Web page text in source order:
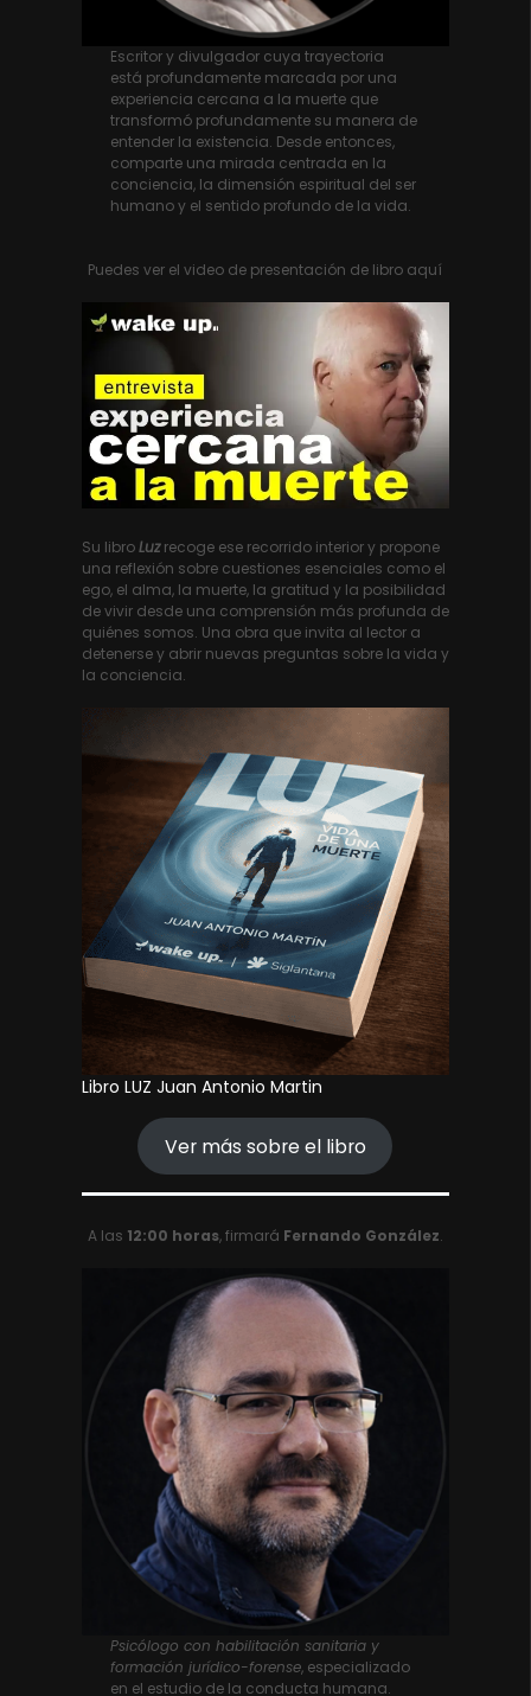
Escritor y divulgador cuya trayectoria
está profundamente marcada por una
experiencia cercana a la muerte que
transformó profundamente su manera de
entender la existencia. Desde entonces,
comparte una mirada centrada en la
conciencia, la dimensión espiritual del ser
humano y el sentido profundo de la vida.
Puedes ver el video de presentación de libro aquí
Su libroLuzrecoge ese recorrido interior y propone
una reflexión sobre cuestiones esenciales como el
ego, el alma, la muerte, la gratitud y la posibilidad
de vivir desde una comprensión más profunda de
quiénes somos. Una obra que invita al lector a
detenerse y abrir nuevas preguntas sobre la vida y
la conciencia.
Libro LUZ Juan Antonio Martin
Ver más sobre el libro
A las 12:00 horas, firmará Fernando González.
Psicólogo con habilitación sanitaria y
formación jurídico-forense, especializado
en el estudio de la conducta humana.